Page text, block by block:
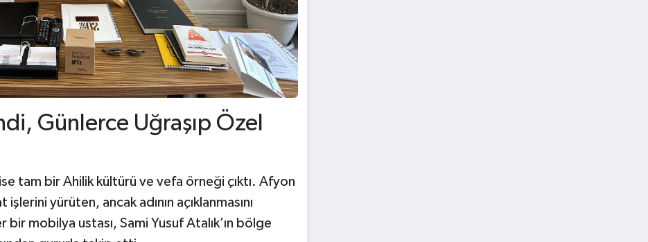
Günlerce Uğraşıp Özel
tam bir Ahilik kültürü ve vefa örneği çıktı. Afyon
yürüten, ancak adının açıklanmasını
mobilya ustası, Sami Yusuf Atalık’ın bölge